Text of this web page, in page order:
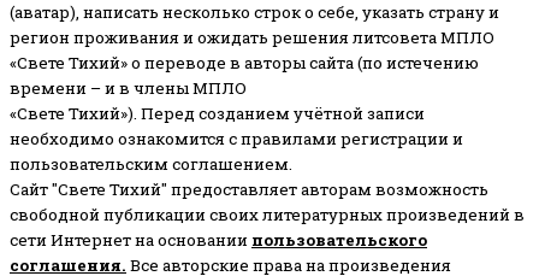
(аватар), написать несколько строк о себе, указать страну и
регион проживания и ожидать решения литсовета МПЛО
«Свете Тихий» о переводе в авторы сайта (по истечению
времени – и в члены МПЛО
«Свете Тихий»). Перед созданием учётной записи
необходимо ознакомится с правилами регистрации и
пользовательским соглашением.
Сайт "Свете Тихий" предоставляет авторам возможность
свободной публикации своих литературных произведений в
сети Интернет на основании пользовательского
соглашения. Все авторские права на произведения